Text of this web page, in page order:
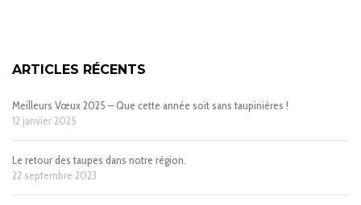
ARTICLES RÉCENTS
Meilleurs Vœux 2025 – Que cette année soit sans taupinières !
12 janvier 2025
Le retour des taupes dans notre région.
22 septembre 2023